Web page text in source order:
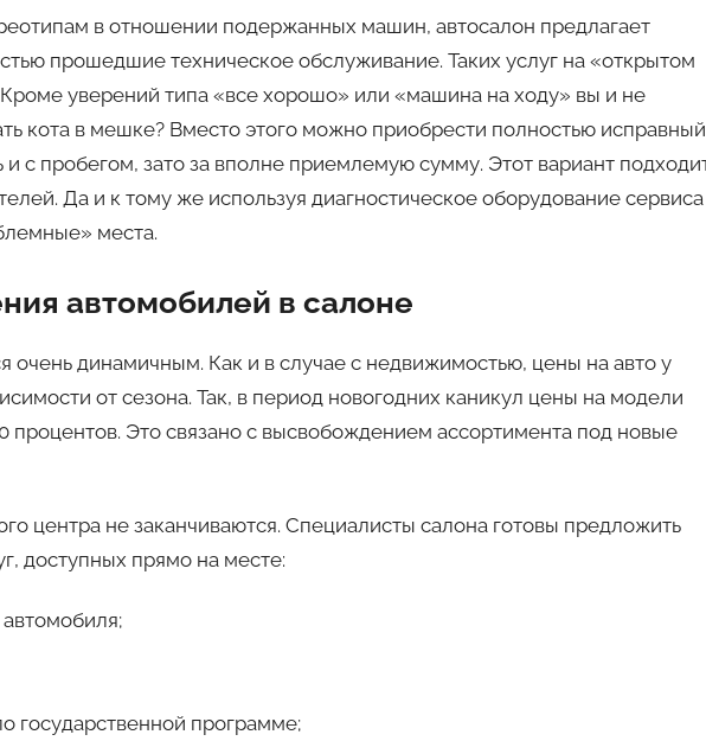
в отношении подержанных машин, автосалон предлагает
прошедшие техническое обслуживание. Таких услуг на «открытом
уверений типа «все хорошо» или «машина на ходу» вы и не
кота в мешке? Вместо этого можно приобрести полностью исправный
и с пробегом, зато за вполне приемлемую сумму. Этот вариант
Да и к тому же используя диагностическое оборудование сервиса
места.
автомобилей в салоне
очень динамичным. Как и в случае с недвижимостью, цены на авто у
от сезона. Так, в период новогодних каникул цены на модели
процентов. Это связано с высвобождением ассортимента под новые
центра не заканчиваются. Специалисты салона готовы предложить
доступных прямо на месте:
государственной программе;